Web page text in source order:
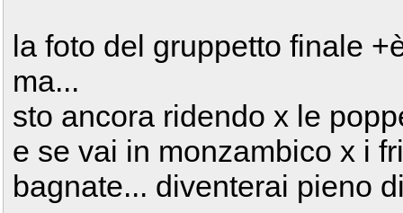
la foto del gruppetto finale
ma...
sto ancora ridendo x le
e se vai in monzambico x i
bagnate... diventerai pieno